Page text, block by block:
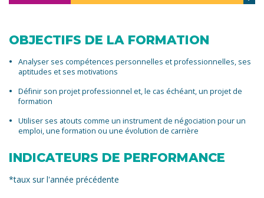
OBJECTIFS DE LA FORMATION
Analyser ses compétences personnelles et professionnelles, ses
aptitudes et ses motivations
Définir son projet professionnel et, le cas échéant, un projet de
formation
Utiliser ses atouts comme un instrument de négociation pour un
emploi, une formation ou une évolution de carrière
INDICATEURS DE PERFORMANCE
*taux sur l'année précédente